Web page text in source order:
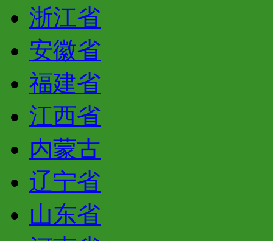
浙江省
安徽省
福建省
江西省
内蒙古
辽宁省
山东省